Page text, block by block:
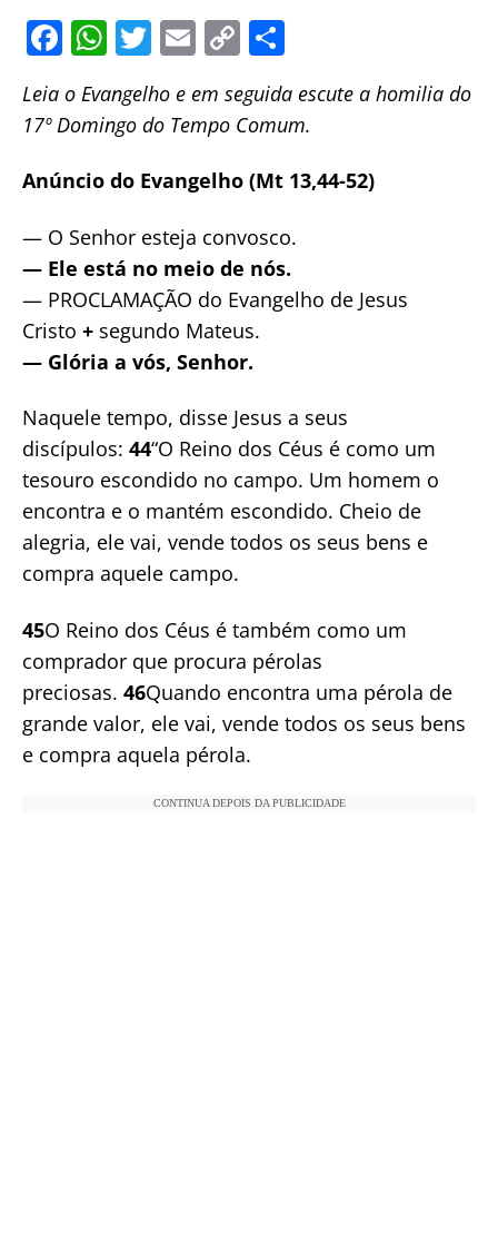
F
c
e
b
o
k
W
at
s
A
p
T
w
itt
er
E
ai
l
C
p
y
Li
k
ar
e
Leia o Evangelho e em seguida escute a homilia do
17º Domingo do Tempo Comum.
Anúncio do Evangelho (Mt 13,44-52)
— O Senhor esteja convosco.
— Ele está no meio de nós.
— PROCLAMAÇÃO do Evangelho de Jesus
Cristo + segundo Mateus.
— Glória a vós, Senhor.
Naquele tempo, disse Jesus a seus
discípulos: 44“O Reino dos Céus é como um
tesouro escondido no campo. Um homem o
encontra e o mantém escondido. Cheio de
alegria, ele vai, vende todos os seus bens e
compra aquele campo.
45O Reino dos Céus é também como um
comprador que procura pérolas
preciosas. 46Quando encontra uma pérola de
grande valor, ele vai, vende todos os seus bens
e compra aquela pérola.
CONTINUA DEPOIS DA PUBLICIDADE